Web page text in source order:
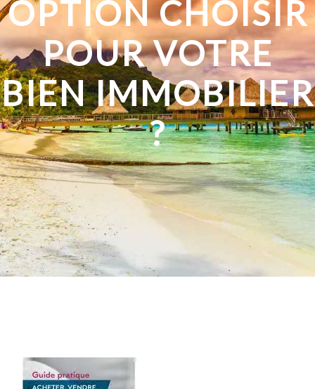
OPTION CHOISIR
POUR VOTRE
BIEN IMMOBILIER
?